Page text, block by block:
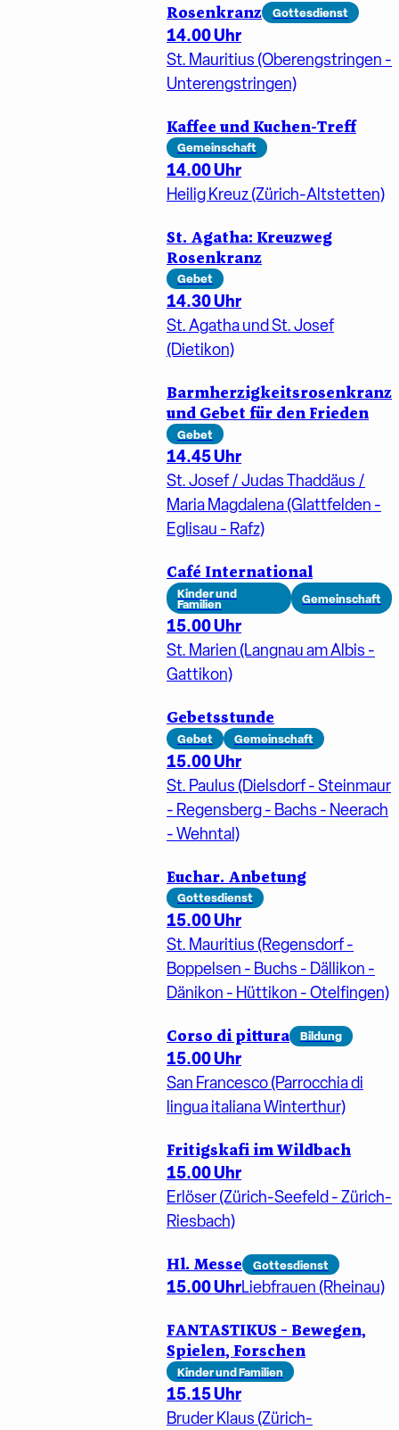
Rosenkranz Gottesdienst
14.00 Uhr
St. Mauritius (Oberengstringen -
Unterengstringen)
Kaffee und Kuchen-Treff
Gemeinschaft
14.00 Uhr
Heilig Kreuz (Zürich-Altstetten)
St. Agatha: Kreuzweg
Rosenkranz
Gebet
14.30 Uhr
St. Agatha und St. Josef
(Dietikon)
Barmherzigkeitsrosenkranz
und Gebet für den Frieden
Gebet
14.45 Uhr
St. Josef / Judas Thaddäus /
Maria Magdalena (Glattfelden -
Eglisau - Rafz)
Café International
Kinder und
Familien Gemeinschaft
15.00 Uhr
St. Marien (Langnau am Albis -
Gattikon)
Gebetsstunde
Gebet Gemeinschaft
15.00 Uhr
St. Paulus (Dielsdorf - Steinmaur
- Regensberg - Bachs - Neerach
- Wehntal)
Euchar. Anbetung
Gottesdienst
15.00 Uhr
St. Mauritius (Regensdorf -
Boppelsen - Buchs - Dällikon -
Dänikon - Hüttikon - Otelfingen)
Corso di pittura Bildung
15.00 Uhr
San Francesco (Parrocchia di
lingua italiana Winterthur)
Fritigskafi im Wildbach
15.00 Uhr
Erlöser (Zürich-Seefeld - Zürich-
Riesbach)
Hl. Messe Gottesdienst
15.00 UhrLiebfrauen (Rheinau)
FANTASTIKUS - Bewegen,
Spielen, Forschen
Kinder und Familien
15.15 Uhr
Bruder Klaus (Zürich-